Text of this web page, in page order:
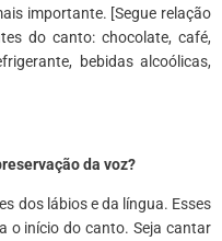
importante. [Segue relação
do canto: chocolate, café,
bebidas alcoólicas,
da voz?
dos lábios e da língua. Esses
o início do canto. Seja cantar